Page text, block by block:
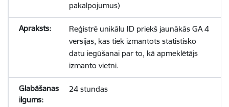
pakalpojumus)
Reģistrē unikālu ID priekš jaunākās GA 4
versijas, kas tiek izmantots statistisko
datu iegūšanai par to, kā apmeklētājs
izmanto vietni.
24 stundas